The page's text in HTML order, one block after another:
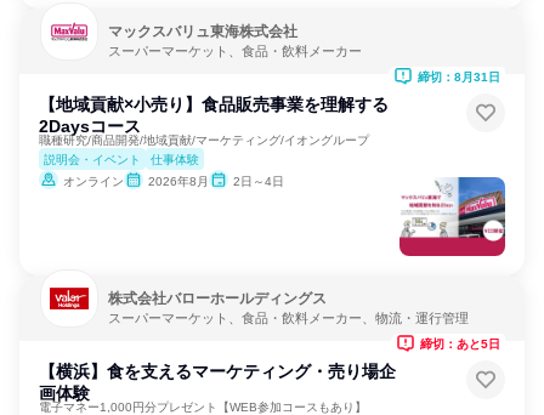
マックスバリュ東海株式会社
スーパーマーケット、食品・飲料メーカー
【地域貢献×小売り】食品販売事業を理解する
2Daysコース
職種研究/商品開発/地域貢献/マーケティング/イオングループ
説明会・イベント
仕事体験
オンライン
2026年8月 2日～4日
締切：8月31日
株式会社バローホールディングス
スーパーマーケット、食品・飲料メーカー、物流・運行管理
【横浜】食を支えるマーケティング・売り場企
画体験
電子マネー1,000円分プレゼント【WEB参加コースもあり】
締切：あと5日